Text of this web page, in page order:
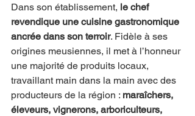
Dans son établissement, le chef
revendique une cuisine gastronomique
ancrée dans son terroir. Fidèle à ses
origines meusiennes, il met à l’honneur
une majorité de produits locaux,
travaillant main dans la main avec des
producteurs de la région : maraîchers,
éleveurs, vignerons, arboriculteurs,